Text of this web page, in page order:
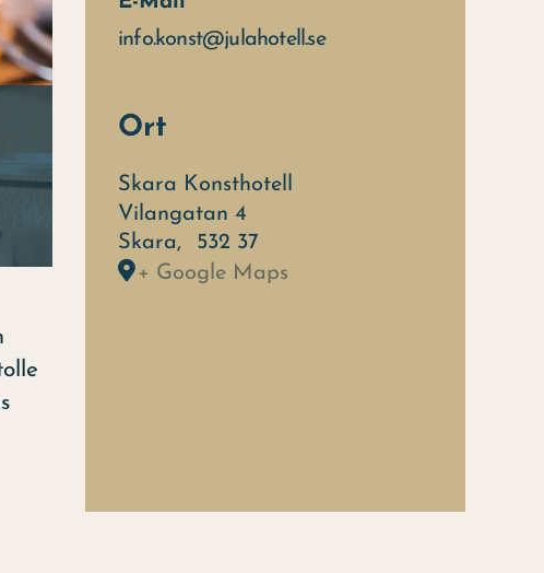
info.konst@julahotell.se
Ort
Skara Konsthotell
Vilangatan 4
Skara,
532 37
+ Google Maps